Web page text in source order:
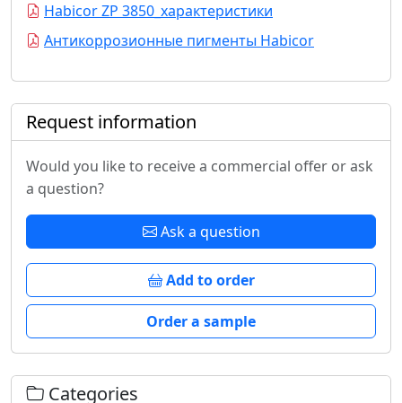
Habicor ZP 3850_характеристики
Антикоррозионные пигменты Habicor
Request information
Would you like to receive a commercial offer or ask
a question?
Ask a question
Add to order
Order a sample
Categories